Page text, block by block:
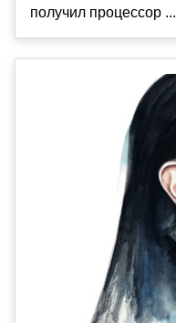
получил процессор ...